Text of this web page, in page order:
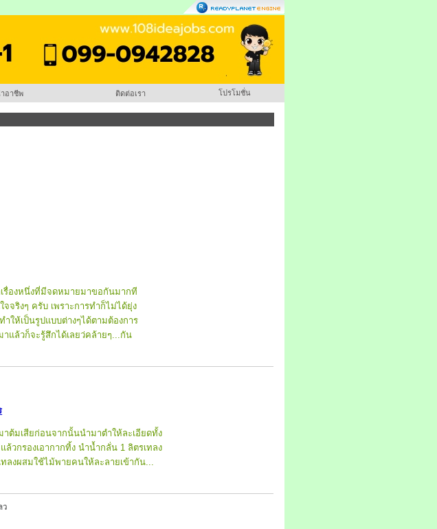
อาชีพ ติดต่อเรา โปรโมชั่น
เรื่องหนึ่งที่มีจดหมายมาขอกันมากที
จจริงๆ ครับ เพราะการทำก็ไม่ได้ยุ่ง
ำให้เป็นรูปแบบต่างๆได้ตามต้องการ
แล้วก็จะรู้สึกได้เลยว่คล้ายๆ...กัน
ต้มเสียก่อนจากนั้นนำมาตำให้ละเอียดทั้ง
ล้วกรองเอากากทิ้ง นำน้ำกลั่น 1 ลิตรเทลง
ทลงผสมใช้ไม้พายคนให้ละลายเข้ากัน...
ว